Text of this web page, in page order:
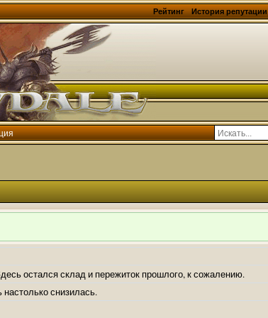
История репутации
Рейтинг
остался склад и пережиток прошлого, к сожалению.
снизилась.